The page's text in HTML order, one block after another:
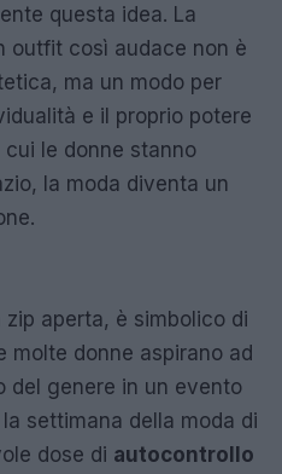
questa idea. La
outfit così audace non è
ma un modo per
e il proprio potere
cui le donne stanno
la moda diventa un
aperta, è simbolico di
molte donne aspirano ad
del genere in un evento
settimana della moda di
dose di autocontrollo